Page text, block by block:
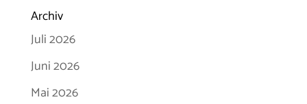
Archiv
Juli 2026
Juni 2026
Mai 2026